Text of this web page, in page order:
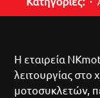
Η εταιρεία
λειτουργίας
μοτοσυκλετών,